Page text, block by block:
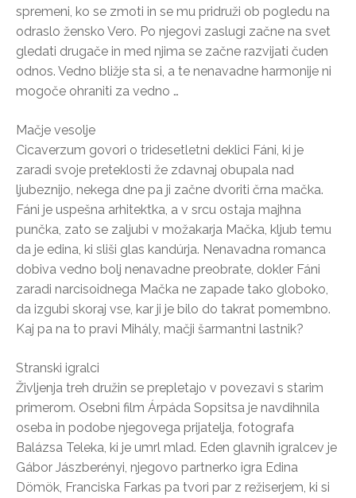
spremeni, ko se zmoti in se mu pridruži ob pogledu na
odraslo žensko Vero. Po njegovi zaslugi začne na svet
gledati drugače in med njima se začne razvijati čuden
odnos. Vedno bližje sta si, a te nenavadne harmonije ni
mogoče ohraniti za vedno …
Mačje vesolje
Cicaverzum govori o tridesetletni deklici Fáni, ki je
zaradi svoje preteklosti že zdavnaj obupala nad
ljubeznijo, nekega dne pa ji začne dvoriti črna mačka.
Fáni je uspešna arhitektka, a v srcu ostaja majhna
punčka, zato se zaljubi v možakarja Mačka, kljub temu
da je edina, ki sliši glas kandúrja. Nenavadna romanca
dobiva vedno bolj nenavadne preobrate, dokler Fáni
zaradi narcisoidnega Mačka ne zapade tako globoko,
da izgubi skoraj vse, kar ji je bilo do takrat pomembno.
Kaj pa na to pravi Mihály, mačji šarmantni lastnik?
Stranski igralci
Življenja treh družin se prepletajo v povezavi s starim
primerom. Osebni film Árpáda Sopsitsa je navdihnila
oseba in podobe njegovega prijatelja, fotografa
Balázsa Teleka, ki je umrl mlad. Eden glavnih igralcev je
Gábor Jászberényi, njegovo partnerko igra Edina
Dömök, Franciska Farkas pa tvori par z režiserjem, ki si